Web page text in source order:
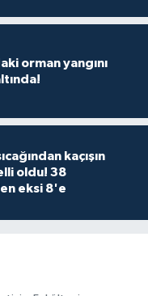
orman yangını
kaçışın
oldu! 38
eksi 8'e